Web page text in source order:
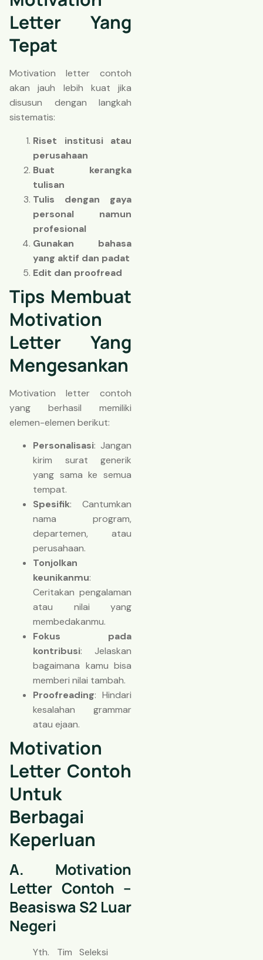
Letter Yang
Tepat
Motivation letter contoh
akan jauh lebih kuat jika
disusun dengan langkah
sistematis:
Riset institusi atau
perusahaan
Buat kerangka
tulisan
Tulis dengan gaya
personal namun
profesional
Gunakan bahasa
yang aktif dan padat
Edit dan proofread
Tips Membuat
Motivation
Letter Yang
Mengesankan
Motivation letter contoh
yang berhasil memiliki
elemen-elemen berikut:
Personalisasi: Jangan
kirim surat generik
yang sama ke semua
tempat.
Spesifik: Cantumkan
nama program,
departemen, atau
perusahaan.
Tonjolkan
keunikanmu:
Ceritakan pengalaman
atau nilai yang
membedakanmu.
Fokus pada
kontribusi: Jelaskan
bagaimana kamu bisa
memberi nilai tambah.
Proofreading: Hindari
kesalahan grammar
atau ejaan.
Motivation
Letter Contoh
Untuk
Berbagai
Keperluan
A. Motivation
Letter Contoh –
Beasiswa S2 Luar
Negeri
Yth. Tim Seleksi